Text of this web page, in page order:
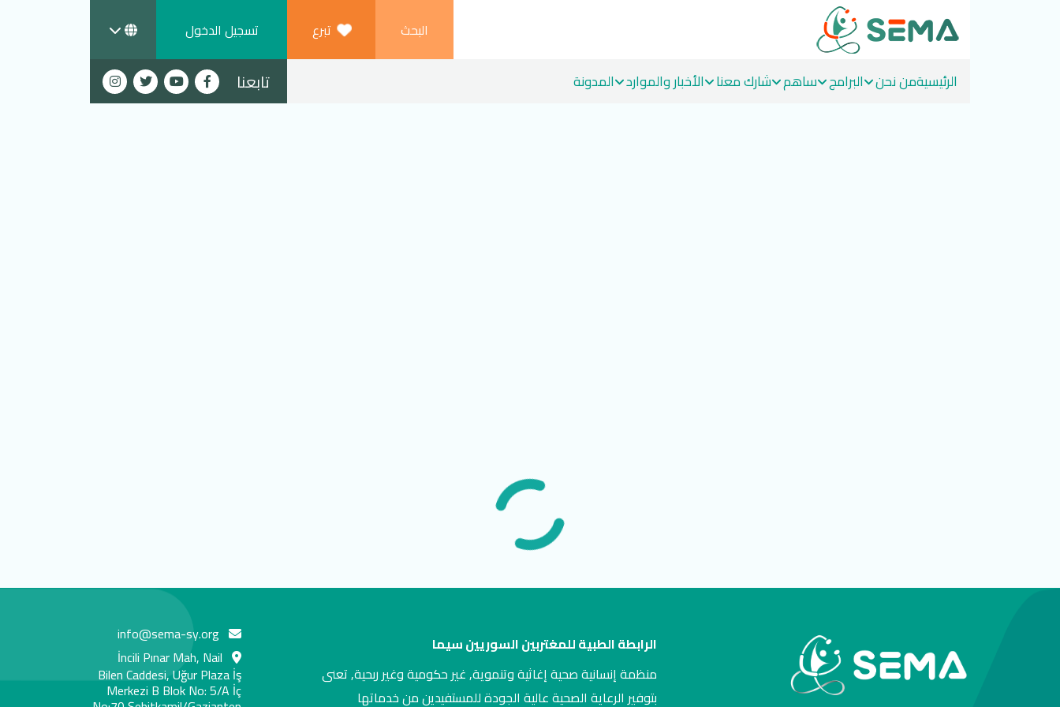
البحث تبرع تسجيل الدخول
الرئيسيةمن نحن البرامج ساهم شارك معنا الأخبار والموارد المدونة تابعنا
الرابطة الطبية للمغتربين السوريين سيما
منظمة إنسانية صحية إغاثية وتنموية, غير حكومية وغير ربحية, تعنى
بتوفير الرعاية الصحية عالية الجودة للمستفيدين من خدماتها
info@sema-sy.org
İncili Pınar Mah, Nail
Bilen Caddesi, Uğur Plaza İş
Merkezi B Blok No: 5/A İç